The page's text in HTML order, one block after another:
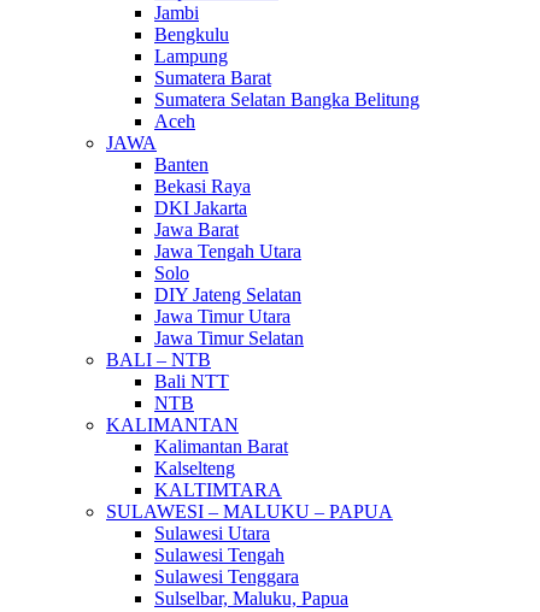
Jambi
Bengkulu
Lampung
Sumatera Barat
Sumatera Selatan Bangka Belitung
Aceh
JAWA
Banten
Bekasi Raya
DKI Jakarta
Jawa Barat
Jawa Tengah Utara
Solo
DIY Jateng Selatan
Jawa Timur Utara
Jawa Timur Selatan
BALI – NTB
Bali NTT
NTB
KALIMANTAN
Kalimantan Barat
Kalselteng
KALTIMTARA
SULAWESI – MALUKU – PAPUA
Sulawesi Utara
Sulawesi Tengah
Sulawesi Tenggara
Sulselbar, Maluku, Papua